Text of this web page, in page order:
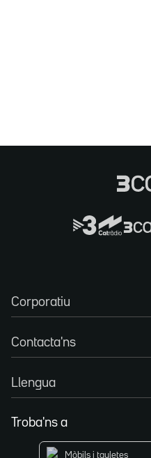
Corporatiu
Contacta'ns
Llengua
Troba'ns a
Mòbils i tauletes